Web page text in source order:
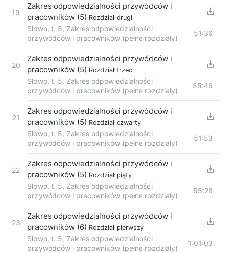
19
Zakres odpowiedzialności przywódców i
pracowników (5) Rozdział drugi
Słowo, t. 5, Zakres odpowiedzialności
przywódców i pracowników (pełne rozdziały)
51:36
20
Zakres odpowiedzialności przywódców i
pracowników (5) Rozdział trzeci
Słowo, t. 5, Zakres odpowiedzialności
przywódców i pracowników (pełne rozdziały)
55:46
21
Zakres odpowiedzialności przywódców i
pracowników (5) Rozdział czwarty
Słowo, t. 5, Zakres odpowiedzialności
przywódców i pracowników (pełne rozdziały)
51:53
22
Zakres odpowiedzialności przywódców i
pracowników (5) Rozdział piąty
Słowo, t. 5, Zakres odpowiedzialności
przywódców i pracowników (pełne rozdziały)
55:28
23
Zakres odpowiedzialności przywódców i
pracowników (6) Rozdział pierwszy
Słowo, t. 5, Zakres odpowiedzialności
przywódców i pracowników (pełne rozdziały)
1:01:03